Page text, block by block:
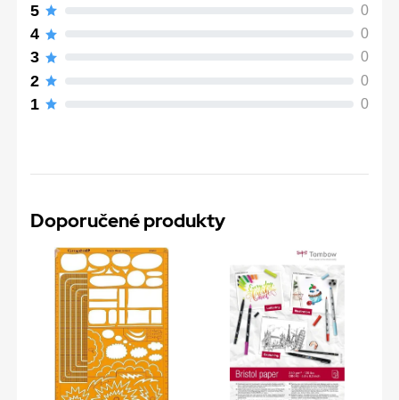
5 0
4 0
3 0
2 0
1 0
Doporučené produkty